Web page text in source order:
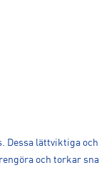
Dessa lättviktiga
och torkar